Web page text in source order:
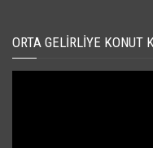
ORTA GELIRLIYE KONUT